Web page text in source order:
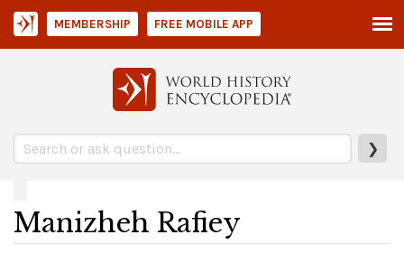
❯
MEMBERSHIP FREE MOBILE APP
Manizheh Rafiey